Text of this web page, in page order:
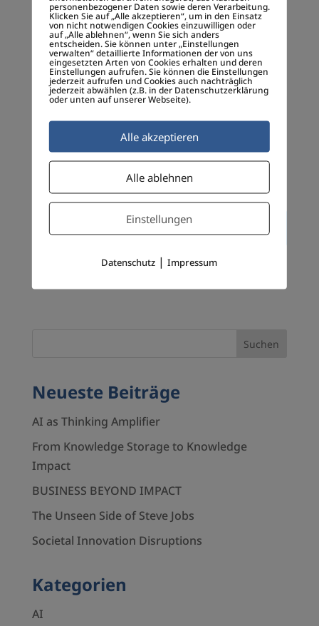
Name, E-Mail-Adresse und Website in
diesem Browser für meinen nächsten
Kommentar speichern.
Neueste Beiträge
AI as Thinking Amplifier
From Knowledge Storage to Knowledge
Impact
BUSINESS BEYOND IMPACT
The Unseen Side of Steve Jobs
Societal Innovation Disruptions
Kategorien
AI
personenbezogener Daten sowie deren Verarbeitung.
Klicken Sie auf „Alle akzeptieren“, um in den Einsatz
von nicht notwendigen Cookies einzuwilligen oder
auf „Alle ablehnen“, wenn Sie sich anders
entscheiden. Sie können unter „Einstellungen
verwalten“ detaillierte Informationen der von uns
eingesetzten Arten von Cookies erhalten und deren
Einstellungen aufrufen. Sie können die Einstellungen
jederzeit aufrufen und Cookies auch nachträglich
jederzeit abwählen (z.B. in der Datenschutzerklärung
oder unten auf unserer Webseite).
Alle akzeptieren
Alle ablehnen
Einstellungen
Datenschutz |Impressum